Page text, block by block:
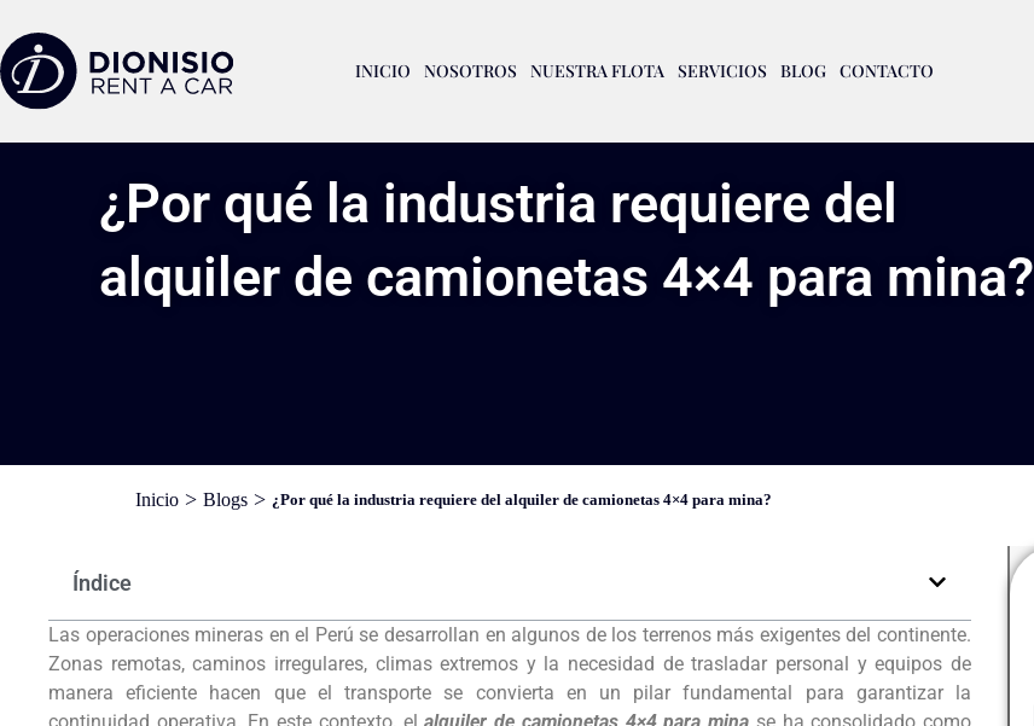
INICIO NOSOTROS NUESTRA FLOTA SERVICIOS BLOG CONTACTO
¿Por qué la industria requiere del
alquiler de camionetas 4×4 para mina?
Inicio > Blogs > ¿Por qué la industria requiere del alquiler de camionetas 4×4 para mina?
Índice
Las operaciones mineras en el Perú se desarrollan en algunos de los terrenos más exigentes del continente.
Zonas remotas, caminos irregulares, climas extremos y la necesidad de trasladar personal y equipos de
manera eficiente hacen que el transporte se convierta en un pilar fundamental para garantizar la
continuidad operativa. En este contexto, elalquiler de camionetas 4×4 para mina se ha consolidado como